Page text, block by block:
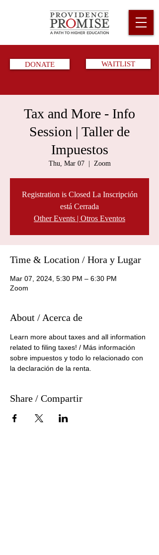
DONATE WAITLIST
Tax and More - Info
Session | Taller de
Impuestos
Thu, Mar 07
  |
Zoom
Registration is Closed La Inscripción
está Cerrada
Other Events | Otros Eventos
Time & Location / Hora y Lugar
Mar 07, 2024, 5:30 PM – 6:30 PM
Zoom
About / Acerca de
Learn more about taxes and all information
related to filing taxes! / Más información
sobre impuestos y todo lo relacionado con
la declaración de la renta.
Share / Compartir